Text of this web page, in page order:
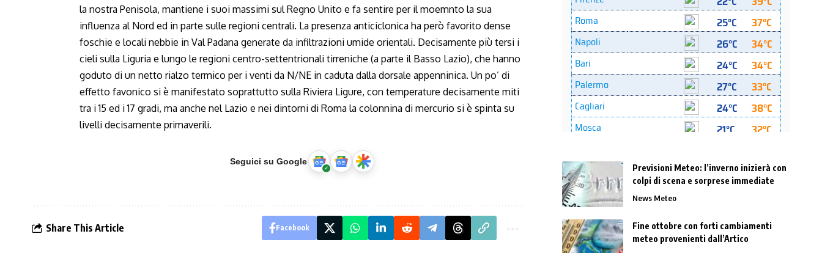
la nostra Penisola, mantiene i suoi massimi sul Regno Unito e fa sentire per il moemnto la sua
influenza al Nord ed in parte sulle regioni centrali. La presenza anticiclonica ha però favorito dense
foschie e locali nebbie in Val Padana generate da infiltrazioni umide orientali. Decisamente più tersi i
cieli sulla Liguria e lungo le regioni centro-settentrionali tirreniche (a parte il Basso Lazio), che hanno
goduto di un netto rialzo termico per i venti da N/NE in caduta dalla dorsale appenninica. Un po’ di
effetto favonico si è manifestato soprattutto sulla Riviera Ligure, con temperature decisamente miti
tra i 15 ed i 17 gradi, ma anche nel Lazio e nei dintorni di Roma la colonnina di mercurio si è spinta su
livelli decisamente primaverili.
Seguici su Google
Share This Article Facebook
Previsioni Meteo: l’inverno inizierà con
colpi di scena e sorprese immediate
News Meteo
Fine ottobre con forti cambiamenti
meteo provenienti dall’Artico